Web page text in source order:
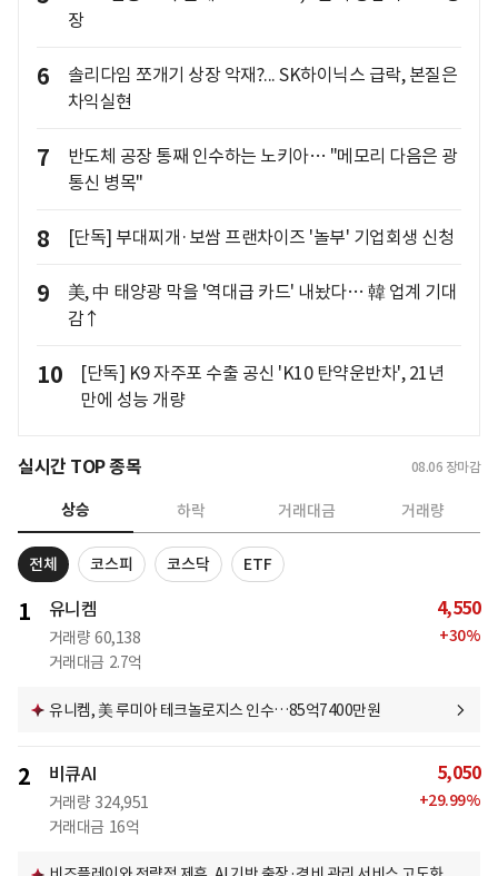
장
6
솔리다임 쪼개기 상장 악재?... SK하이닉스 급락, 본질은
차익실현
7
반도체 공장 통째 인수하는 노키아… "메모리 다음은 광
통신 병목"
8 [단독] 부대찌개·보쌈 프랜차이즈 '놀부' 기업회생 신청
9
美, 中 태양광 막을 '역대급 카드' 내놨다… 韓 업계 기대
감↑
10
[단독] K9 자주포 수출 공신 'K10 탄약운반차', 21년
만에 성능 개량
실시간 TOP 종목 08.06 장마감
상승 하락 거래대금 거래량
전체 코스피 코스닥 ETF
1 유니켐
거래량 60,138
거래대금 2.7억
4,550
+30%
유니켐, 美 루미아 테크놀로지스 인수…85억7400만원
2 비큐AI
거래량 324,951
거래대금 16억
5,050
+29.99%